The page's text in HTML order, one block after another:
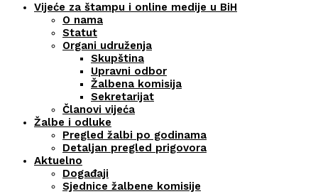
Vijeće za štampu i online medije u BiH
O nama
Statut
Organi udruženja
Skupština
Upravni odbor
Žalbena komisija
Sekretarijat
Članovi vijeća
Žalbe i odluke
Pregled žalbi po godinama
Detaljan pregled prigovora
Aktuelno
Događaji
Sjednice žalbene komisije